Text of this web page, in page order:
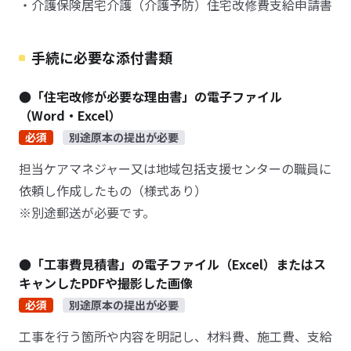
・介護保険居宅介護（介護予防）住宅改修費支給申請書
手続に必要な添付書類
●「住宅改修が必要な理由書」の電子ファイル
（Word・Excel）
必須 別途原本の提出が必要
担当ケアマネジャー又は地域包括支援センターの職員に
依頼し作成したもの（様式あり）
※別途郵送が必要です。
●「工事費見積書」の電子ファイル（Excel）またはス
キャンしたPDFや撮影した画像
必須 別途原本の提出が必要
工事を行う箇所や内容を明記し、材料費、施工費、支給